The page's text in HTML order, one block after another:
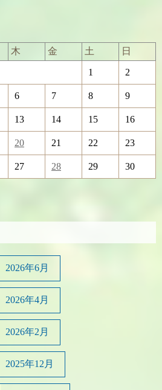
木 金 土 日
1 2
6 7 8 9
13 14 15 16
20 21 22 23
27 28 29 30
2026年6月
2026年4月
2026年2月
2025年12月